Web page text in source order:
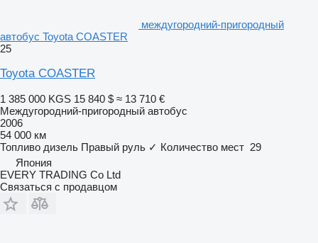
междугородний-пригородный
автобус Toyota COASTER
25
Toyota COASTER
1 385 000 KGS 15 840 $ ≈ 13 710 €
Междугородний-пригородный автобус
2006
54 000 км
Топливо дизель Правый руль ✓ Количество мест 29
Япония
EVERY TRADING Co Ltd
Связаться с продавцом